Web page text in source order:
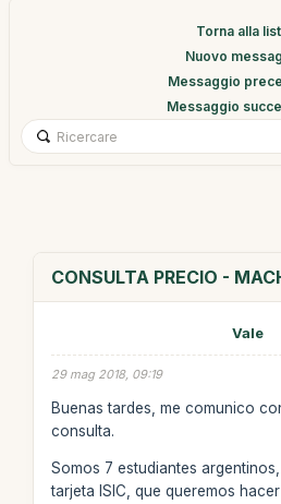
Torna alla
Nuovo
Messaggio
Messaggio
CONSULTA PRECIO -
Vale
29 mag 2018, 09:19
Buenas tardes, me comunico
consulta.
Somos 7 estudiantes
tarjeta ISIC, que queremos